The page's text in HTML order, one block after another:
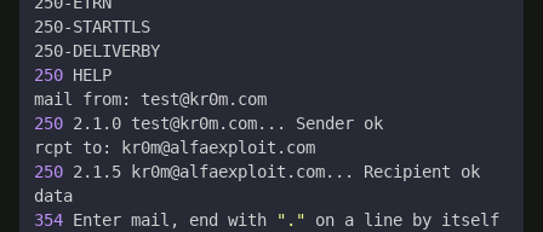
250
250
250
354 Enter mail, end with "."